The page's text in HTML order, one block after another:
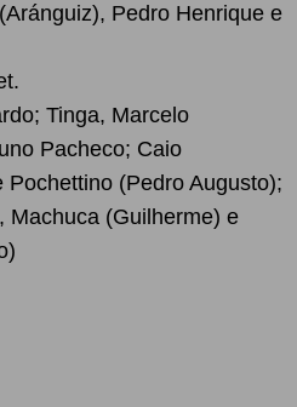
Pedro Henrique e
Tinga, Marcelo
Pacheco; Caio
(Pedro Augusto);
Machuca (Guilherme) e